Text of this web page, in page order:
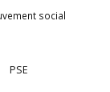
social
PSE